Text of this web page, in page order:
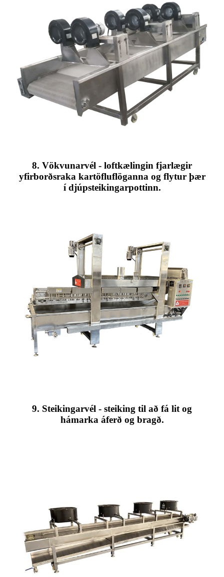
8. Vökvunarvél - loftkælingin fjarlægir
yfirborðsraka kartöfluflöganna og flytur þær
í djúpsteikingarpottinn.
9. Steikingarvél - steiking til að fá lit og
hámarka áferð og bragð.